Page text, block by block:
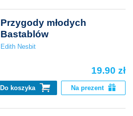
Przygody młodych
Bastablów
Edith Nesbit
19.90 zł
Do koszyka Na prezent